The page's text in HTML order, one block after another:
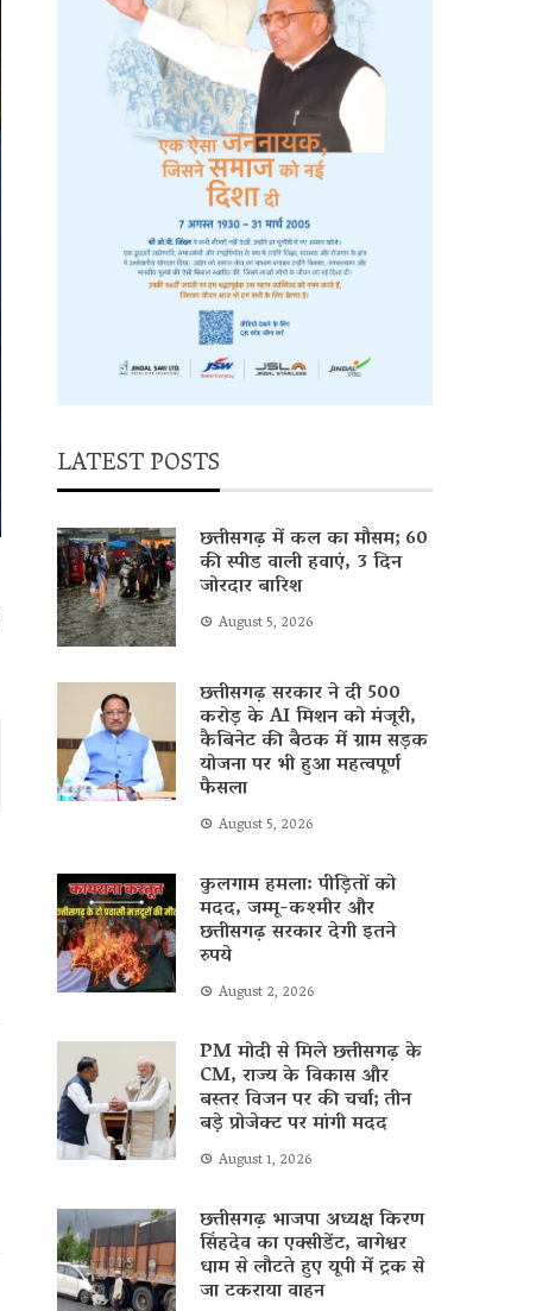
LATEST POSTS
छत्तीसगढ़ में कल का मौसम; 60
की स्पीड वाली हवाएं, 3 दिन
जोरदार बारिश
August 5, 2026
छत्तीसगढ़ सरकार ने दी 500
करोड़ के AI मिशन को मंजूरी,
कैबिनेट की बैठक में ग्राम सड़क
योजना पर भी हुआ महत्वपूर्ण
फैसला
August 5, 2026
कुलगाम हमला: पीड़ितों को
मदद, जम्मू-कश्मीर और
छत्तीसगढ़ सरकार देगी इतने
रुपये
August 2, 2026
PM मोदी से मिले छत्तीसगढ़ के
CM, राज्य के विकास और
बस्तर विजन पर की चर्चा; तीन
बड़े प्रोजेक्ट पर मांगी मदद
August 1, 2026
छत्तीसगढ़ भाजपा अध्यक्ष किरण
सिंहदेव का एक्सीडेंट, बागेश्वर
धाम से लौटते हुए यूपी में ट्रक से
जा टकराया वाहन